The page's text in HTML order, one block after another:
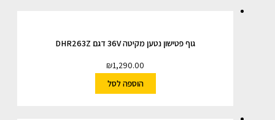
גוף פטישון נטען מקיטה 36V דגם DHR263Z
₪1,290.00
הוספה לסל